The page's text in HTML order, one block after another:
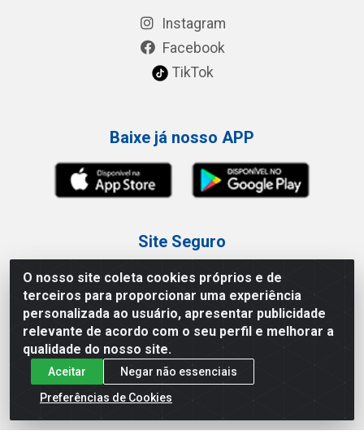
O nosso site coleta cookies próprios e de
terceiros para proporcionar uma experiência
personalizada ao usuário, apresentar publicidade
relevante de acordo com o seu perfil e melhorar a
qualidade do nosso site.
Aceitar
Negar não essenciais
Preferências de Cookies
Instagram
Facebook
TikTok
Baixe já nosso APP
Site Seguro
Loja / Showroom
Tel.: (11) 3227-0546
Av Vautier, 587/597 - Pari - São Paulo/SP